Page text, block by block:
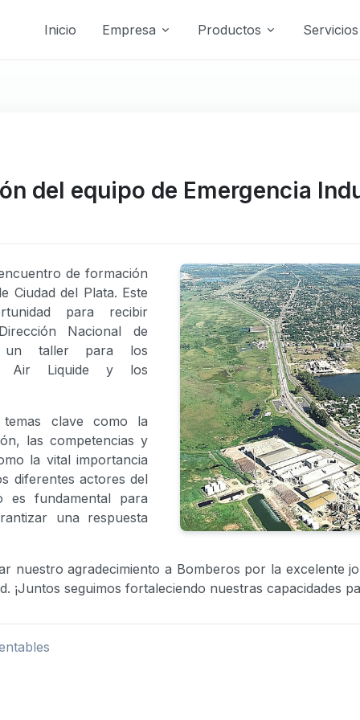
Inicio Empresa Productos Servicios
del equipo de Emergencia
de formación
Ciudad del Plata. Este
para recibir
Nacional de
un taller para los
Air Liquide y los
clave como la
las competencias y
la vital importancia
diferentes actores del
es fundamental para
una respuesta
nuestro agradecimiento a Bomberos por la excelente
¡Juntos seguimos fortaleciendo nuestras capacidades